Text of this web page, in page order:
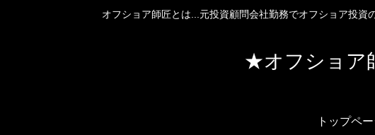
オフショア師匠とは...元投資顧問会社勤務でオフショア投資
★オフショア
トップペ